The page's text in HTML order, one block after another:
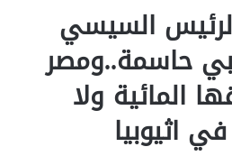
السيسي
حاسمة..ومصر
المائية ولا
اثيوبيا